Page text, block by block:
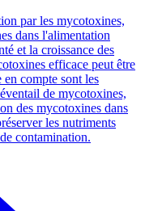
par les mycotoxines,
dans l'alimentation
et la croissance des
efficace peut être
en compte sont les
de mycotoxines,
des mycotoxines dans
les nutriments
contamination.